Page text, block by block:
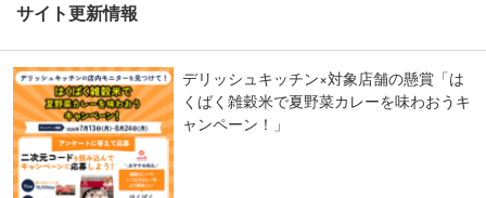
サイト更新情報
デリッシュキッチン×対象店舗の懸賞「は
くばく雑穀米で夏野菜カレーを味わおうキ
ャンペーン！」